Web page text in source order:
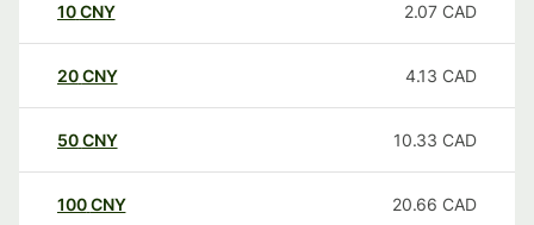
10CNY 2.07 CAD
20CNY 4.13 CAD
50CNY 10.33 CAD
100CNY 20.66 CAD